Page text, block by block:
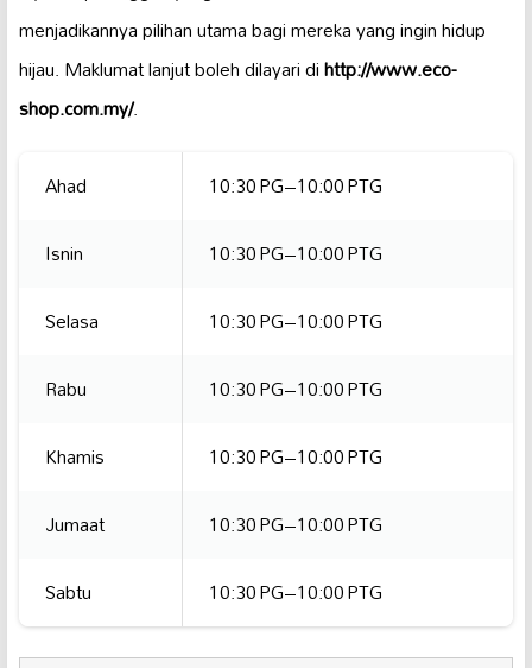
menjadikannya pilihan utama bagi mereka yang ingin hidup
hijau. Maklumat lanjut boleh dilayari dihttp://www.eco-
shop.com.my/.
Ahad
10:30 PG–10:00 PTG
Isnin
10:30 PG–10:00 PTG
Selasa
10:30 PG–10:00 PTG
Rabu
10:30 PG–10:00 PTG
Khamis
10:30 PG–10:00 PTG
Jumaat
10:30 PG–10:00 PTG
Sabtu
10:30 PG–10:00 PTG